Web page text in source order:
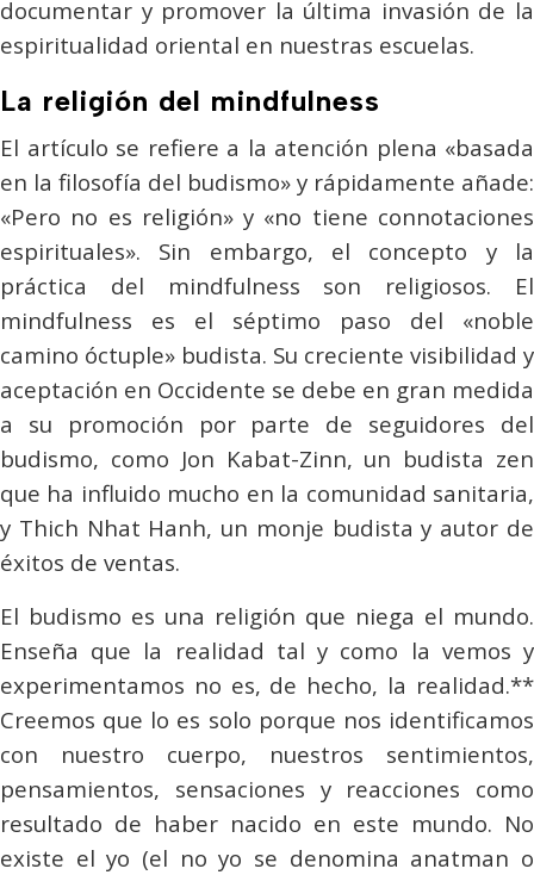
documentar y promover la última invasión de la
espiritualidad oriental en nuestras escuelas.
La religión del mindfulness
El artículo se refiere a la atención plena «basada
en la filosofía del budismo» y rápidamente añade:
«Pero no es religión» y «no tiene connotaciones
espirituales». Sin embargo, el concepto y la
práctica del mindfulness son religiosos. El
mindfulness es el séptimo paso del «noble
camino óctuple» budista. Su creciente visibilidad y
aceptación en Occidente se debe en gran medida
a su promoción por parte de seguidores del
budismo, como Jon Kabat-Zinn, un budista zen
que ha influido mucho en la comunidad sanitaria,
y Thich Nhat Hanh, un monje budista y autor de
éxitos de ventas.
El budismo es una religión que niega el mundo.
Enseña que la realidad tal y como la vemos y
experimentamos no es, de hecho, la realidad.**
Creemos que lo es solo porque nos identificamos
con nuestro cuerpo, nuestros sentimientos,
pensamientos, sensaciones y reacciones como
resultado de haber nacido en este mundo. No
existe el yo (el no yo se denomina anatman o